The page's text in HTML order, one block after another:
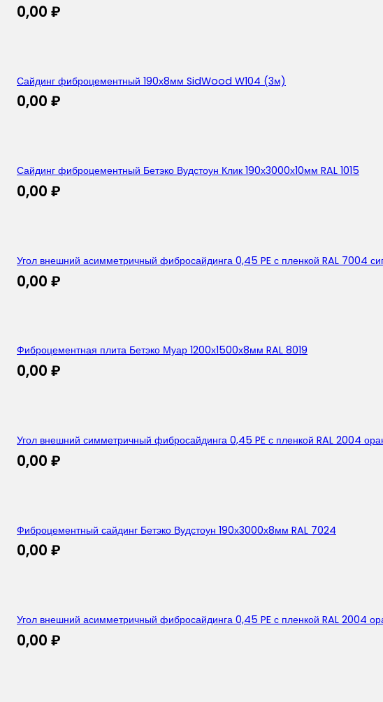
0,00 ₽
Сайдинг фиброцементный 190х8мм SidWood W104 (3м)
0,00 ₽
Сайдинг фиброцементный Бетэко Вудстоун Клик 190х3000х10мм RAL 1015
0,00 ₽
Угол внешний асимметричный фибросайдинга 0,45 PE с пленкой RAL 7004
0,00 ₽
Фиброцементная плита Бетэко Муар 1200х1500х8мм RAL 8019
0,00 ₽
Угол внешний симметричный фибросайдинга 0,45 PE с пленкой RAL 2004
0,00 ₽
Фиброцементный сайдинг Бетэко Вудстоун 190х3000х8мм RAL 7024
0,00 ₽
Угол внешний асимметричный фибросайдинга 0,45 PE с пленкой RAL 2004
0,00 ₽